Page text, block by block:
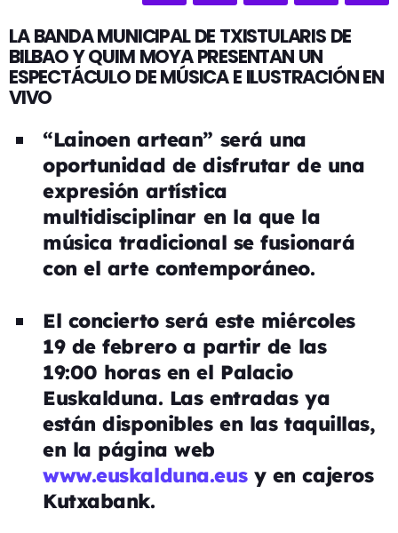
LA BANDA MUNICIPAL DE TXISTULARIS DE
BILBAO Y QUIM MOYA PRESENTAN UN
ESPECTÁCULO DE MÚSICA E ILUSTRACIÓN EN
VIVO
“Lainoen artean” será una
oportunidad de disfrutar de una
expresión artística
multidisciplinar en la que la
música tradicional se fusionará
con el arte contemporáneo.
El concierto será este miércoles
19 de febrero a partir de las
19:00 horas en el Palacio
Euskalduna. Las entradas ya
están disponibles en las taquillas,
en la página web
www.euskalduna.eusy en cajeros
Kutxabank.